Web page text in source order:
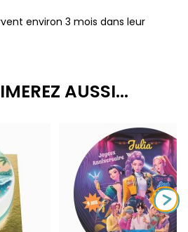
environ 3 mois dans leur
AUSSI...